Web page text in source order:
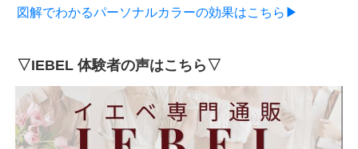
図解でわかるパーソナルカラーの効果はこちら▶
▽IEBEL 体験者の声はこちら▽